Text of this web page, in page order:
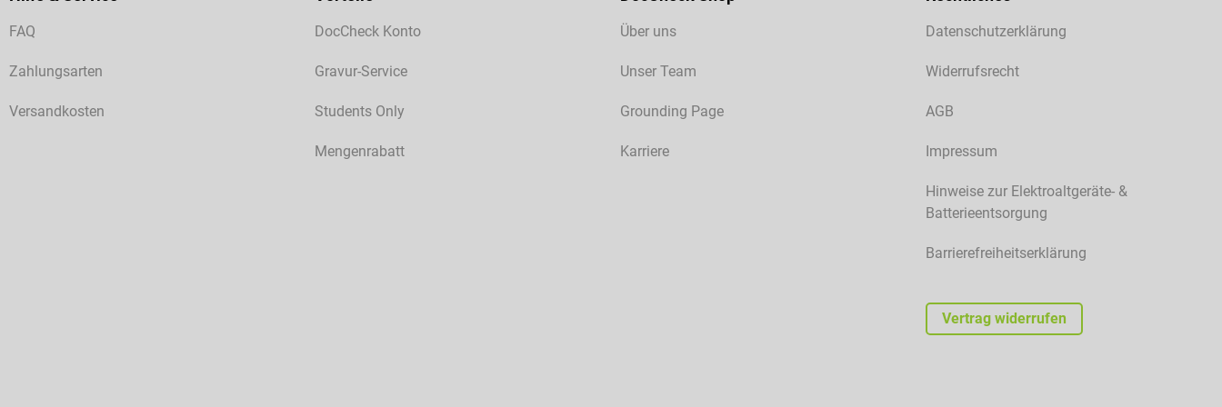
FAQ
Zahlungsarten
Versandkosten
DocCheck Konto
Gravur-Service
Students Only
Mengenrabatt
Über uns
Unser Team
Grounding Page
Karriere
Datenschutzerklärung
Widerrufsrecht
AGB
Impressum
Hinweise zur Elektroaltgeräte- &
Batterieentsorgung
Barrierefreiheitserklärung
Vertrag widerrufen